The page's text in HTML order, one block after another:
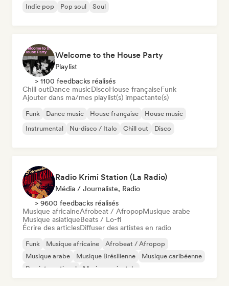
Indie pop
Pop soul Soul
Welcome to the House Party
Playlist
> 1100 feedbacks réalisés
Chill outDance musicDiscoHouse françaiseFunk
Ajouter dans ma/mes playlist(s) impactante(s)
Funk Dance music House française
House music
Instrumental
Nu-disco / Italo Chill out Disco
Radio Krimi Station (La Radio)
Média / Journaliste, Radio
> 9600 feedbacks réalisés
Musique africaineAfrobeat / AfropopMusique arabe
Musique asiatiqueBeats / Lo-fi
Écrire des articlesDiffuser des artistes en radio
Funk Musique africaine
Afrobeat / Afropop
Musique arabe
Musique Brésilienne
Musique caribéenne
Rap international
Musique orientale